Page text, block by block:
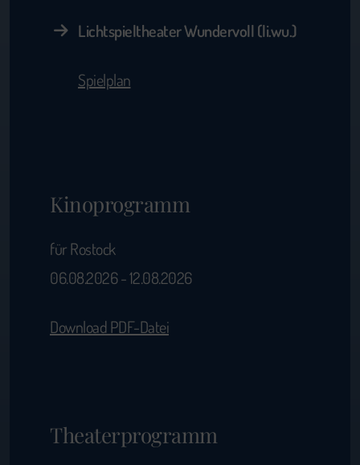
Lichtspieltheater Wundervoll (li.wu.)
Spielplan
Kinoprogramm
für Rostock
06.08.2026 - 12.08.2026
Download PDF-Datei
Theaterprogramm